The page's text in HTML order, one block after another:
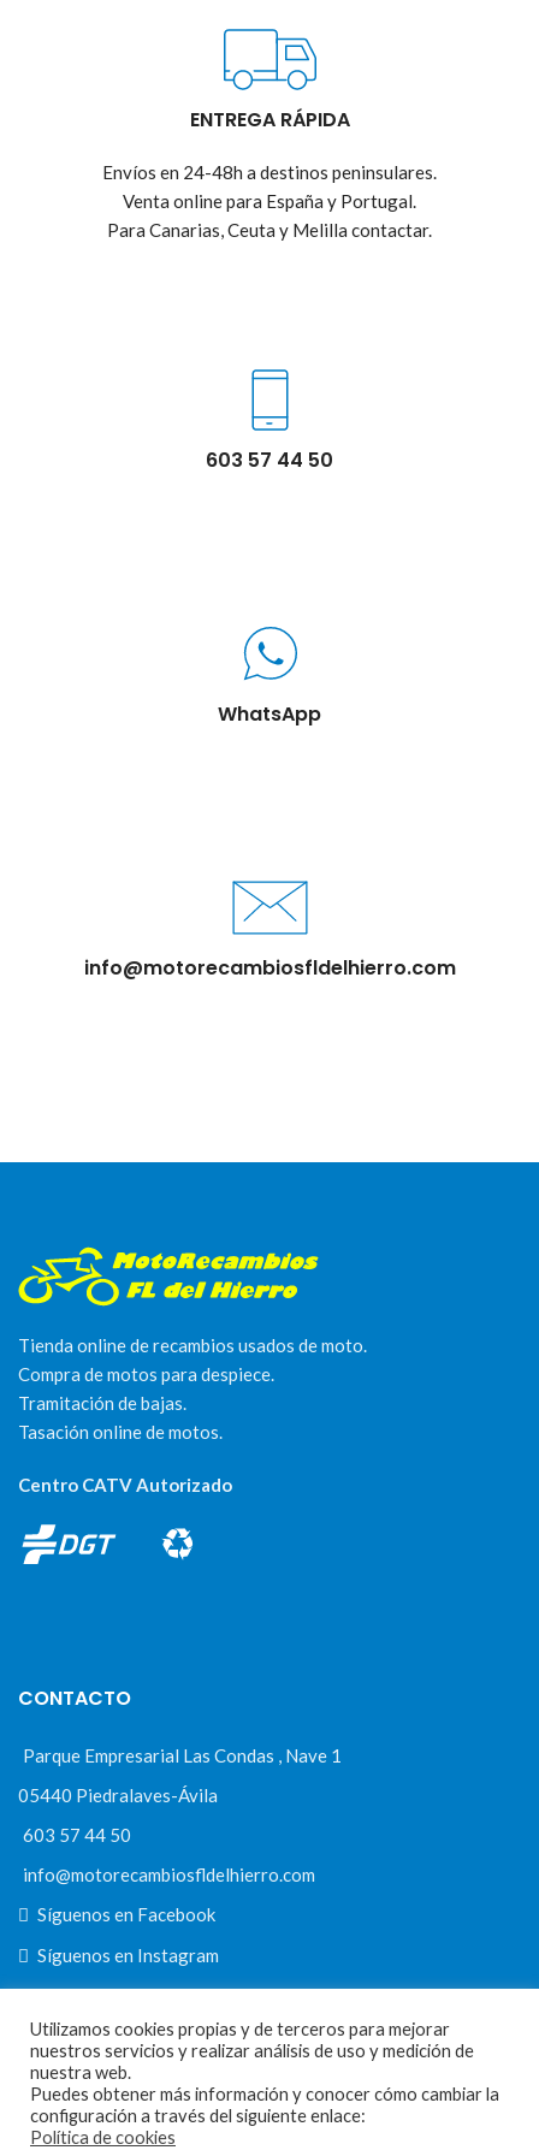
ENTREGA RÁPIDA
Envíos en 24-48h a destinos peninsulares.
Venta online para España y Portugal.
Para Canarias, Ceuta y Melilla contactar.
603 57 44 50
WhatsApp
info@motorecambiosfldelhierro.com
Tienda online de recambios usados de moto.
Compra de motos para despiece.
Tramitación de bajas.
Tasación online de motos.
Centro CATV Autorizado
CONTACTO
Parque Empresarial Las Condas , Nave 1
05440 Piedralaves-Ávila
603 57 44 50
info@motorecambiosfldelhierro.com
Síguenos en Facebook
Síguenos en Instagram
NAVEGACIÓN
Inicio
Utilizamos cookies propias y de terceros para mejorar
nuestros servicios y realizar análisis de uso y medición de
nuestra web.
Puedes obtener más información y conocer cómo cambiar la
configuración a través del siguiente enlace:
Política de cookies